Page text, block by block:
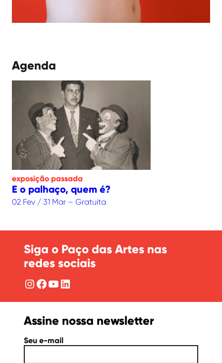
Agenda
exposição passada
E o palhaço, quem é?
02 Fev / 31 Mar – Gratuita
Siga o Paço das Artes nas
redes sociais
Instagram
Facebook
YouTube
LinkedIn
Assine nossa newsletter
Seu e-mail